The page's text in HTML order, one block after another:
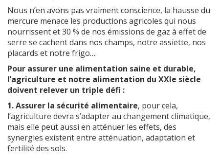
Nous n’en avons pas vraiment conscience, la hausse du
mercure menace les productions agricoles qui nous
nourrissent et 30 % de nos émissions de gaz à effet de
serre se cachent dans nos champs, notre assiette, nos
placards et notre frigo…
Pour assurer une alimentation saine et durable,
l’agriculture et notre alimentation du XXIe siècle
doivent relever un triple défi :
1. Assurer la sécurité alimentaire, pour cela,
l’agriculture devra s’adapter au changement climatique,
mais elle peut aussi en atténuer les effets, des
synergies existent entre atténuation, adaptation et
fertilité des sols.